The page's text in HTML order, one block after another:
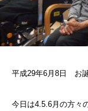
平成29年6月8日 お
今日は4.5.6月の方々